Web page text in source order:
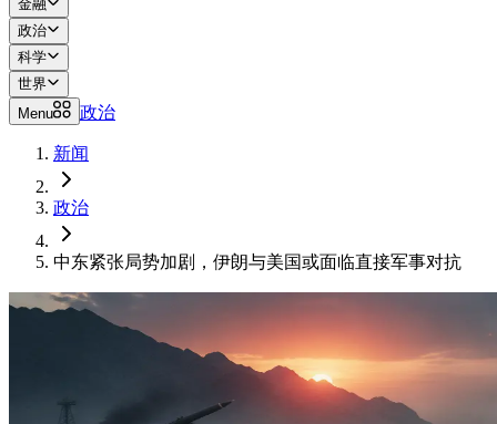
金融
政治
科学
世界
Menu
政治
新闻
政治
中东紧张局势加剧，伊朗与美国或面临直接军事对抗